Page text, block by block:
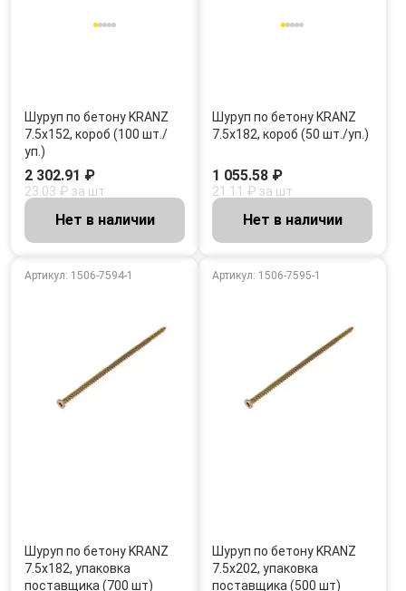
Шуруп по бетону KRANZ
7.5х152, короб (100 шт./
уп.)
2 302.91 ₽
23.03 ₽ за шт
Нет в наличии
Шуруп по бетону KRANZ
7.5х182, короб (50 шт./уп.)
1 055.58 ₽
21.11 ₽ за шт
Нет в наличии
Артикул: 1506-7594-1
Шуруп по бетону KRANZ
7.5х182, упаковка
поставщика (700 шт)
Артикул: 1506-7595-1
Шуруп по бетону KRANZ
7.5х202, упаковка
поставщика (500 шт)